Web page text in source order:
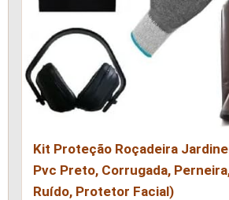
Kit Proteção Roçadeira
Pvc Preto, Corrugada,
Ruído, Protetor Facial)